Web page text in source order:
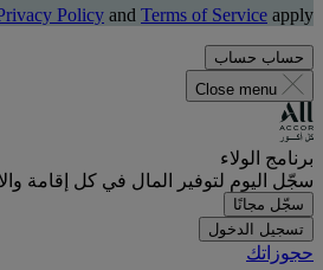
Policy and Terms of Service apply.
حساب حساب
Close menu
برنامج الولاء
سجّل اليوم لتوفير المال في كل إقامة
سجّل مجانًا
تسجيل الدخول
حجوزاتك